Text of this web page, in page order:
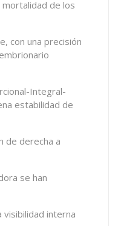
mortalidad de los
con una precisión
Integral-
estabilidad de
de derecha a
se han
visibilidad interna